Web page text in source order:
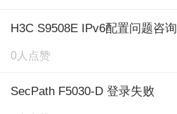
H3C S9508E IPv6配置问题咨询
0人点赞
SecPath F5030-D 登录失败